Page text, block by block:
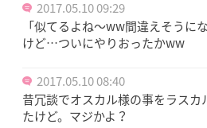
2017.05.10 09:29
「似てるよね～ww間違えそうに
けど…ついにやりおったかww
2017.05.10 08:40
昔冗談でオスカル様の事をラスカ
たけど。マジかよ？